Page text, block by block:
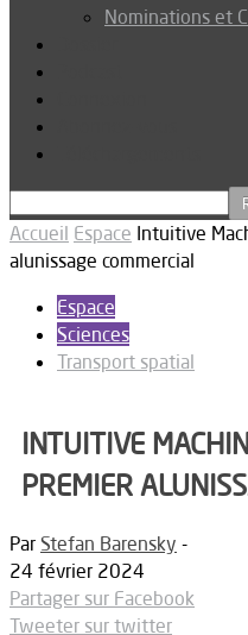
Nominations et
Accueil Espace Intuitive
alunissage commercial
Espace
Sciences
Transport spatial
INTUITIVE
PREMIER
Par Stefan Barensky -
24 février 2024
Partager sur Facebook
Tweeter sur twitter